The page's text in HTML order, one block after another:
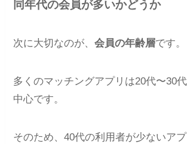
同年代の会員が多いかどうか
次に大切なのが、会員の年齢層です。
多くのマッチングアプリは20代〜30
中心です。
そのため、40代の利用者が少ないア